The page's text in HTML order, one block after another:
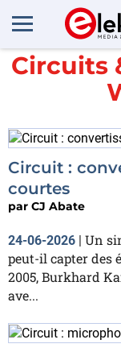
Circuits
Circuit :
courtes
par CJ Abate
24-06-2026 | Un
peut-il capter des
2005, Burkhard
ave...